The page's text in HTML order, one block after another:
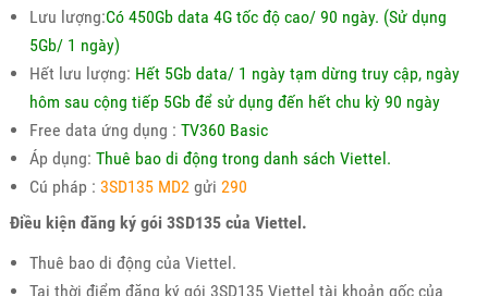
Lưu lượng:Có 450Gb data 4G tốc độ cao/ 90 ngày. (Sử dụng
5Gb/ 1 ngày)
Hết lưu lượng: Hết 5Gb data/ 1 ngày tạm dừng truy cập, ngày
hôm sau cộng tiếp 5Gb để sử dụng đến hết chu kỳ 90 ngày
Free data ứng dụng : TV360 Basic
Áp dụng: Thuê bao di động trong danh sách Viettel.
Cú pháp : 3SD135 MD2 gửi 290
Điều kiện đăng ký gói 3SD135 của Viettel.
Thuê bao di động của Viettel.
Tại thời điểm đăng ký gói 3SD135 Viettel tài khoản gốc của